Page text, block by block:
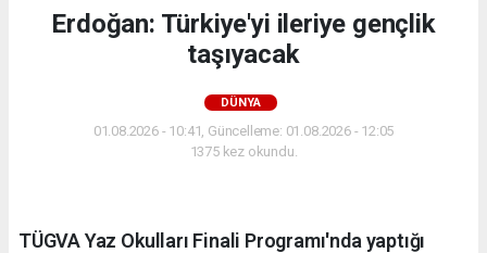
Erdoğan: Türkiye'yi ileriye gençlik
taşıyacak
DÜNYA
01.08.2026 - 10:41, Güncelleme: 01.08.2026 - 12:05
1375 kez okundu.
TÜGVA Yaz Okulları Finali Programı'nda yaptığı